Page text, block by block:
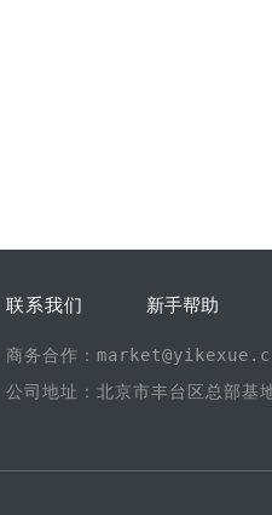
联系我们 新手帮助
商务合作：
公司地址：北京市丰台区总部基